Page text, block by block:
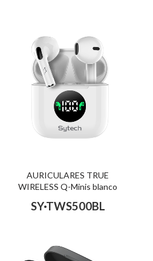
AURICULARES TRUE
WIRELESS Q-Minis blanco
SY·TWS500BL